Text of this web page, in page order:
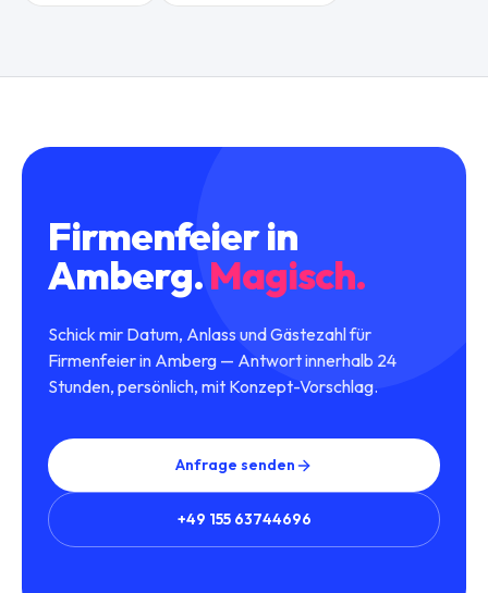
Firmenfeierin
Amberg.Magisch.
Schick mir Datum, Anlass und Gästezahl für
Firmenfeier in Amberg — Antwort innerhalb 24
Stunden, persönlich, mit Konzept-Vorschlag.
Anfrage senden
+49 155 63744696